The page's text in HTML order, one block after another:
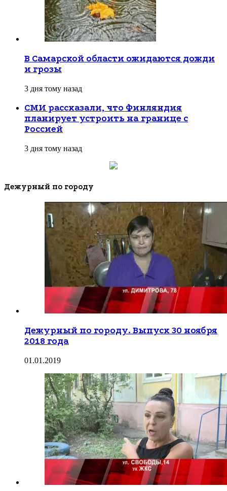
В Самарской области ожидаются дожди
и грозы
3 дня тому назад
СМИ рассказали, что Финляндия
планирует устроить на границе с
Россией
3 дня тому назад
Дежурный по городу
Дежурный по городу. Выпуск 30 ноября
2018 года
01.01.2019